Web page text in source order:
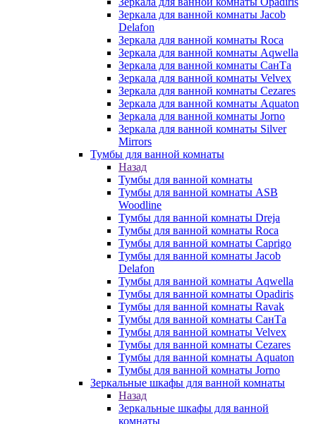
Зеркала для ванной комнаты Jacob
Delafon
Зеркала для ванной комнаты Roca
Зеркала для ванной комнаты Aqwella
Зеркала для ванной комнаты СанТа
Зеркала для ванной комнаты Velvex
Зеркала для ванной комнаты Cezares
Зеркала для ванной комнаты Aquaton
Зеркала для ванной комнаты Jorno
Зеркала для ванной комнаты Silver
Mirrors
Тумбы для ванной комнаты
Назад
Тумбы для ванной комнаты
Тумбы для ванной комнаты ASB
Woodline
Тумбы для ванной комнаты Dreja
Тумбы для ванной комнаты Roca
Тумбы для ванной комнаты Caprigo
Тумбы для ванной комнаты Jacob
Delafon
Тумбы для ванной комнаты Aqwella
Тумбы для ванной комнаты Opadiris
Тумбы для ванной комнаты Ravak
Тумбы для ванной комнаты СанТа
Тумбы для ванной комнаты Velvex
Тумбы для ванной комнаты Cezares
Тумбы для ванной комнаты Aquaton
Тумбы для ванной комнаты Jorno
Зеркальные шкафы для ванной комнаты
Назад
Зеркальные шкафы для ванной
комнаты